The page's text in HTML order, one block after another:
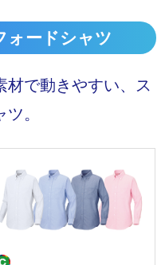
ォードシャツ
材で動きやすい、ス
。